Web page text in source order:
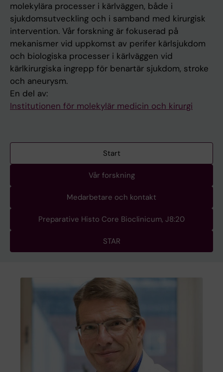
molekylära processer i kärlväggen, både i
sjukdomsutveckling och i samband med kirurgisk
intervention. Vår forskning är fokuserad på
mekanismer vid uppkomst av perifer kärlsjukdom
och biologiska processer i kärlväggen vid
kärlkirurgiska ingrepp för benartär sjukdom, stroke
och aneurysm.
En del av:
Institutionen för molekylär medicin och kirurgi
Start
Vår forskning
Medarbetare och kontakt
Preparative Histo Core Bioclinicum, J8:20
STAR